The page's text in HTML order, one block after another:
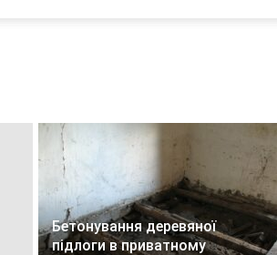
Бетонування деревяної
підлоги в приватному